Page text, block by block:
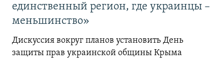
единственный регион, где украинцы –
меньшинство»
Дискуссия вокруг планов установить День
защиты прав украинской общины Крыма